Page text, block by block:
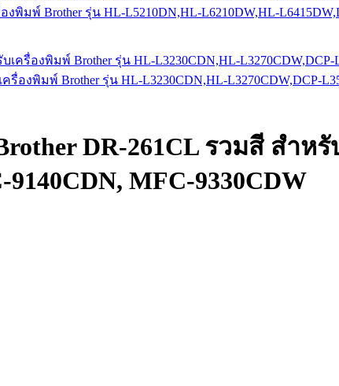
พิมพ์ Brother รุ่น HL-L5210DN,HL-L6210DW,HL-
องพิมพ์ Brother รุ่น HL-L3230CDN,HL-L3270CDW,DCP-
DR-261CL รวมสี สำห
MFC-9330CDW